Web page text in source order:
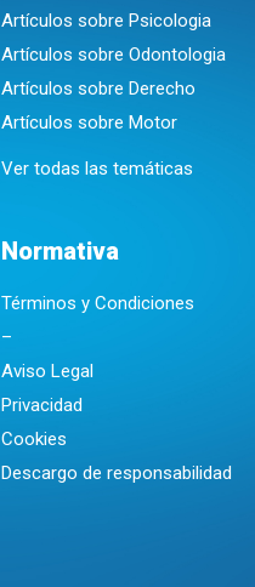
Artículos sobre Psicologia
Artículos sobre Odontologia
Artículos sobre Derecho
Artículos sobre Motor
Ver todas las temáticas
Normativa
Términos y Condiciones
–
Aviso Legal
Privacidad
Cookies
Descargo de responsabilidad